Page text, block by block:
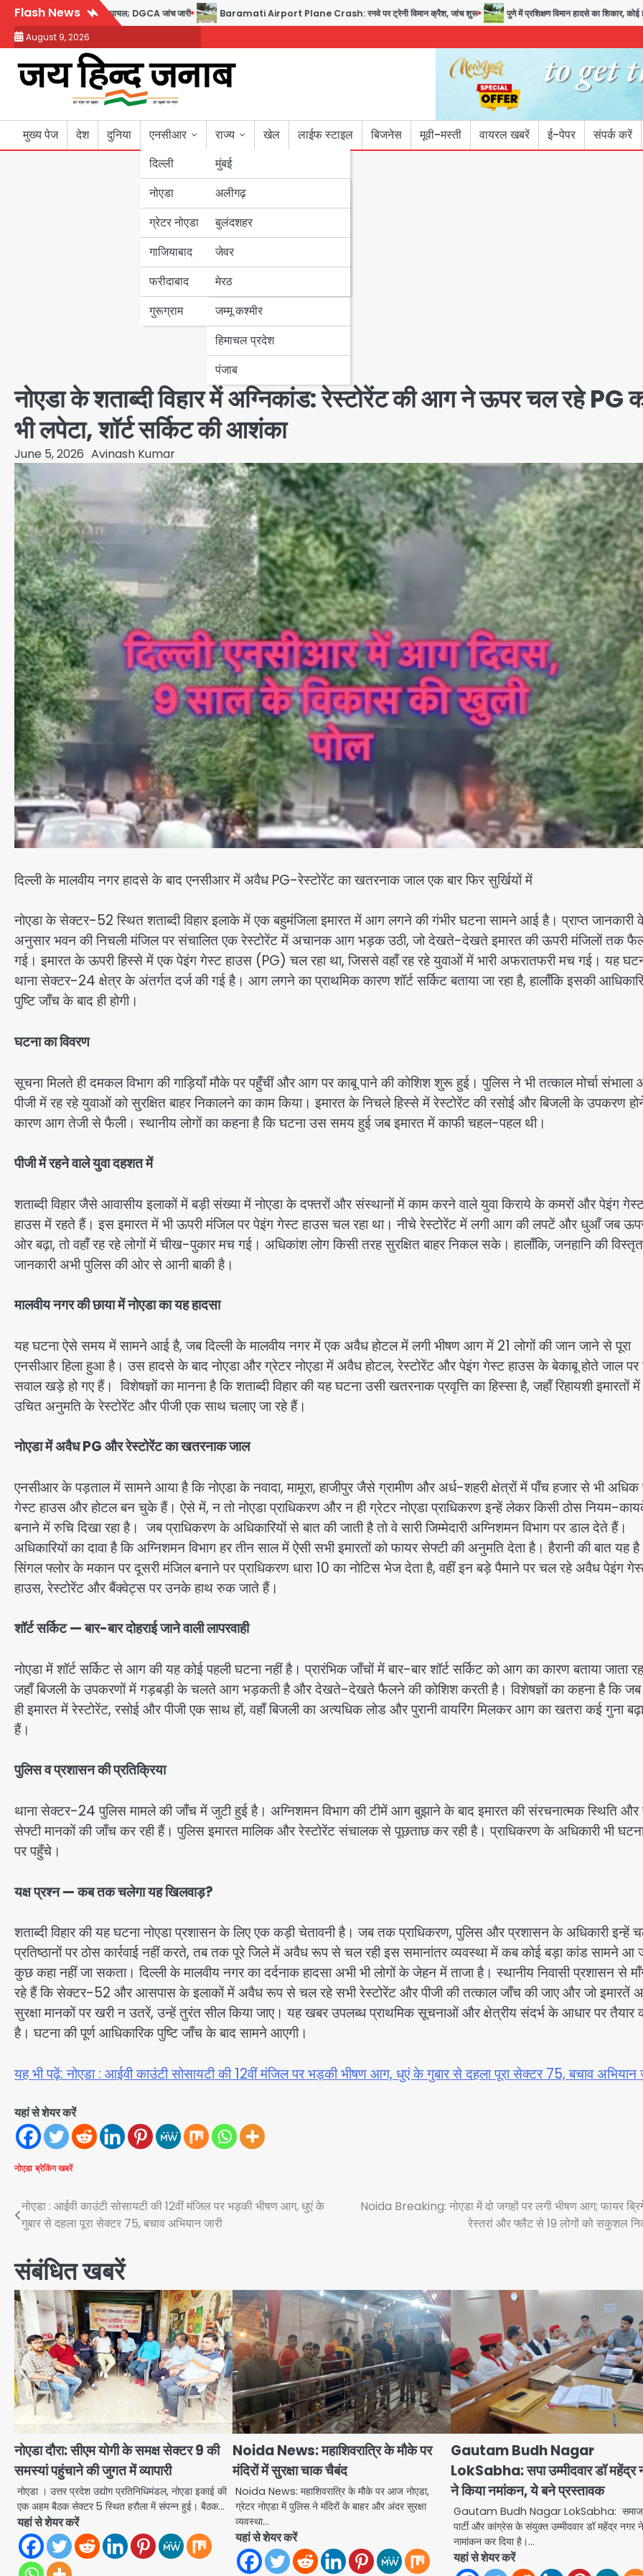
Skip
content
Flash News
पॉजिटिव, 17 घायल; DGCA जांच जारी Baramati Airport Plane Crash: रनवे पर ट्रेनी विमान क्रैश, जांच शुरू पुणे में प्रशिक्षण विमान हादसे का शिकार, कोई हताहत नहीं
August 9, 2026
मुख्य पेज देश दुनिया
एनसीआर
दिल्ली
नोएडा
ग्रेटर नोएडा
गाजियाबाद
फरीदाबाद
गुरूग्राम
राज्य
मुंबई
उत्तर प्रदेश
अलीगढ़
बुलंदशहर
जेवर
मेरठ
बिहार
पंजाब
हरियाणा
जम्मू कश्मीर
हिमाचल प्रदेश
पंजाब
खेल लाईफ स्टाइल बिजनेस मूवी-मस्ती वायरल खबरें ई-पेपर संपर्क करें
नोएडा के शताब्दी विहार में अग्निकांड: रेस्टोरेंट की आग ने ऊपर चल रहे PG
भी लपेटा, शॉर्ट सर्किट की आशंका
June 5, 2026 Avinash Kumar
दिल्ली के मालवीय नगर हादसे के बाद एनसीआर में अवैध PG-रेस्टोरेंट का खतरनाक जाल एक बार फिर सुर्खियों में
नोएडा के सेक्टर-52 स्थित शताब्दी विहार इलाके में एक बहुमंजिला इमारत में आग लगने की गंभीर घटना सामने आई है। प्राप्त जानकारी
अनुसार भवन की निचली मंजिल पर संचालित एक रेस्टोरेंट में अचानक आग भड़क उठी, जो देखते-देखते इमारत की ऊपरी मंजिलों तक
गई। इमारत के ऊपरी हिस्से में एक पेइंग गेस्ट हाउस (PG) चल रहा था, जिससे वहाँ रह रहे युवाओं में भारी अफरातफरी मच गई। यह
थाना सेक्टर-24 क्षेत्र के अंतर्गत दर्ज की गई है। आग लगने का प्राथमिक कारण शॉर्ट सर्किट बताया जा रहा है, हालाँकि इसकी
पुष्टि जाँच के बाद ही होगी।
घटना का विवरण
सूचना मिलते ही दमकल विभाग की गाड़ियाँ मौके पर पहुँचीं और आग पर काबू पाने की कोशिश शुरू हुई। पुलिस ने भी तत्काल मोर्चा संभाला
पीजी में रह रहे युवाओं को सुरक्षित बाहर निकालने का काम किया। इमारत के निचले हिस्से में रेस्टोरेंट की रसोई और बिजली के उपकरण
कारण आग तेजी से फैली। स्थानीय लोगों का कहना है कि घटना उस समय हुई जब इमारत में काफी चहल-पहल थी।
पीजी में रहने वाले युवा दहशत में
शताब्दी विहार जैसे आवासीय इलाकों में बड़ी संख्या में नोएडा के दफ्तरों और संस्थानों में काम करने वाले युवा किराये के कमरों और पेइंग
हाउस में रहते हैं। इस इमारत में भी ऊपरी मंजिल पर पेइंग गेस्ट हाउस चल रहा था। नीचे रेस्टोरेंट में लगी आग की लपटें और धुआँ जब
ओर बढ़ा, तो वहाँ रह रहे लोगों में चीख-पुकार मच गई। अधिकांश लोग किसी तरह सुरक्षित बाहर निकल सके। हालाँकि, जनहानि की विस्तृत
जानकारी अभी पुलिस की ओर से आनी बाकी है।
मालवीय नगर की छाया में नोएडा का यह हादसा
यह घटना ऐसे समय में सामने आई है, जब दिल्ली के मालवीय नगर में एक अवैध होटल में लगी भीषण आग में 21 लोगों की जान जाने से पूरा
एनसीआर हिला हुआ है। उस हादसे के बाद नोएडा और ग्रेटर नोएडा में अवैध होटल, रेस्टोरेंट और पेइंग गेस्ट हाउस के बेकाबू होते जाल पर
सवाल खड़े हो गए हैं। विशेषज्ञों का मानना है कि शताब्दी विहार की यह घटना उसी खतरनाक प्रवृत्ति का हिस्सा है, जहाँ रिहायशी इमारतों में
उचित अनुमति के रेस्टोरेंट और पीजी एक साथ चलाए जा रहे हैं।
नोएडा में अवैध PG और रेस्टोरेंट का खतरनाक जाल
एनसीआर के पड़ताल में सामने आया है कि नोएडा के नवादा, मामूरा, हाजीपुर जैसे ग्रामीण और अर्ध-शहरी क्षेत्रों में पाँच हजार से भी
गेस्ट हाउस और होटल बन चुके हैं। ऐसे में, न तो नोएडा प्राधिकरण और न ही ग्रेटर नोएडा प्राधिकरण इन्हें लेकर किसी ठोस नियम-
बनाने में रुचि दिखा रहा है। जब प्राधिकरण के अधिकारियों से बात की जाती है तो वे सारी जिम्मेदारी अग्निशमन विभाग पर डाल देते हैं।
अधिकारियों का दावा है कि अग्निशमन विभाग हर तीन साल में ऐसी सभी इमारतों को फायर सेफ्टी की अनुमति देता है। हैरानी की बात यह
सिंगल फ्लोर के मकान पर दूसरी मंजिल बनाने पर प्राधिकरण धारा 10 का नोटिस भेज देता है, वहीं इन बड़े पैमाने पर चल रहे अवैध पेइंग
हाउस, रेस्टोरेंट और बैंक्वेट्स पर उनके हाथ रुक जाते हैं।
शॉर्ट सर्किट — बार-बार दोहराई जाने वाली लापरवाही
नोएडा में शॉर्ट सर्किट से आग की यह कोई पहली घटना नहीं है। प्रारंभिक जाँचों में बार-बार शॉर्ट सर्किट को आग का कारण बताया जाता
जहाँ बिजली के उपकरणों में गड़बड़ी के चलते आग भड़कती है और देखते-देखते फैलने की कोशिश करती है। विशेषज्ञों का कहना है कि
ही इमारत में रेस्टोरेंट, रसोई और पीजी एक साथ हों, वहाँ बिजली का अत्यधिक लोड और पुरानी वायरिंग मिलकर आग का खतरा कई गुना
हैं।
पुलिस व प्रशासन की प्रतिक्रिया
थाना सेक्टर-24 पुलिस मामले की जाँच में जुटी हुई है। अग्निशमन विभाग की टीमें आग बुझाने के बाद इमारत की संरचनात्मक स्थिति और
सेफ्टी मानकों की जाँच कर रही हैं। पुलिस इमारत मालिक और रेस्टोरेंट संचालक से पूछताछ कर रही है। प्राधिकरण के अधिकारी भी
पर पहुँचे।
यक्ष प्रश्न — कब तक चलेगा यह खिलवाड़?
शताब्दी विहार की यह घटना नोएडा प्रशासन के लिए एक कड़ी चेतावनी है। जब तक प्राधिकरण, पुलिस और प्रशासन के अधिकारी इन्हें
प्रतिष्ठानों पर ठोस कार्रवाई नहीं करते, तब तक पूरे जिले में अवैध रूप से चल रही इस समानांतर व्यवस्था में कब कोई बड़ा कांड सामने आ
कुछ कहा नहीं जा सकता। दिल्ली के मालवीय नगर का दर्दनाक हादसा अभी भी लोगों के जेहन में ताजा है। स्थानीय निवासी प्रशासन से
रहे हैं कि सेक्टर-52 और आसपास के इलाकों में अवैध रूप से चल रहे सभी रेस्टोरेंट और पीजी की तत्काल जाँच की जाए और जो इमारतें
सुरक्षा मानकों पर खरी न उतरें, उन्हें तुरंत सील किया जाए। यह खबर उपलब्ध प्राथमिक सूचनाओं और क्षेत्रीय संदर्भ के आधार पर तैयार
है। घटना की पूर्ण आधिकारिक पुष्टि जाँच के बाद सामने आएगी।
यह भी पढ़ें: नोएडा : आईवी काउंटी सोसायटी की 12वीं मंजिल पर भड़की भीषण आग, धुएं के गुबार से दहला पूरा सेक्टर 75, बचाव अभियान
यहां से शेयर करें
नोएडा ब्रेकिंग खबरें
Post
navigation
नोएडा : आईवी काउंटी सोसायटी की 12वीं मंजिल पर भड़की भीषण आग, धुएं के
गुबार से दहला पूरा सेक्टर 75, बचाव अभियान जारी
Noida Breaking: नोएडा में दो जगहों पर लगी भीषण आग; फायर
रेस्तरां और फ्लैट से 19 लोगों को सकुशल
संबंधित खबरें
नोएडा दौरा: सीएम योगी के समक्ष सेक्टर 9 की
समस्यां पहुंचाने की जुगत में व्यापारी
नोएडा । उत्तर प्रदेश उद्योग प्रतिनिधिमंडल, नोएडा इकाई की
एक अहम बैठक सेक्टर 5 स्थित हरौला में संपन्न हुई। बैठक…
यहां से शेयर करें
Noida News: महाशिवरात्रि के मौके पर
मंदिरों में सुरक्षा चाक चैबंद
Noida News: महाशिवरात्रि के मौके पर आज नोएडा,
ग्रेटर नोएडा में पुलिस ने मंदिरों के बाहर और अंदर सुरक्षा
व्यवस्था…
यहां से शेयर करें
Gautam Budh Nagar
LokSabha: सपा उम्मीदवार डॉ महेंद्र
ने किया नमांकन, ये बने प्रस्तावक
Gautam Budh Nagar LokSabha:
पार्टी और कांग्रेस के संयुक्त उम्मीदवार डॉ महेंद्र
नामांकन कर दिया है।…
यहां से शेयर करें